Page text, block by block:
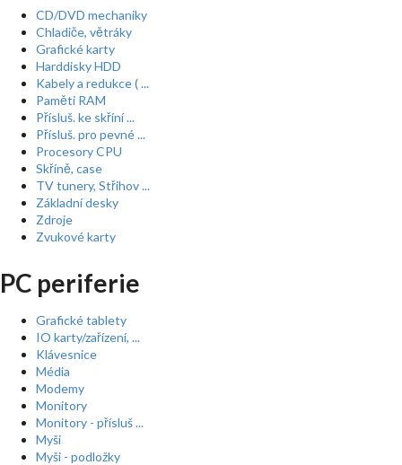
CD/DVD mechaniky
Chladiče, větráky
Grafické karty
Harddisky HDD
Kabely a redukce ( ...
Paměti RAM
Přísluš. ke skříní ...
Přísluš. pro pevné ...
Procesory CPU
Skříně, case
TV tunery, Střihov ...
Základní desky
Zdroje
Zvukové karty
PC periferie
Grafické tablety
IO karty/zařízení, ...
Klávesnice
Média
Modemy
Monitory
Monitory - přísluš ...
Myši
Myši - podložky